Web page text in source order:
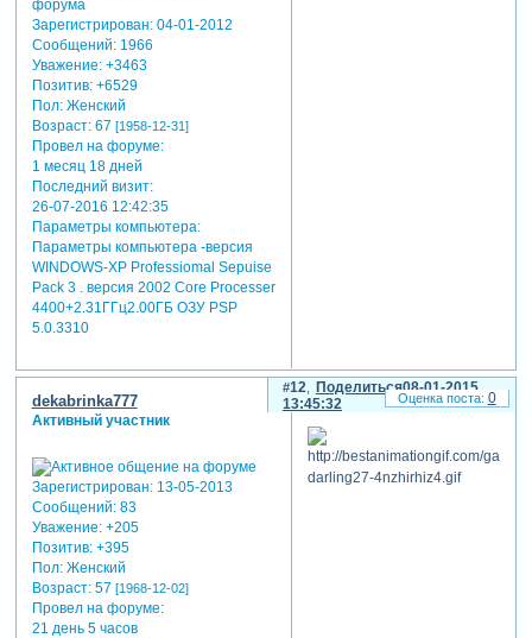
Зарегистрирован: 04-01-2012
Сообщений:1966
Уважение: +3463
Позитив: +6529
Пол:Женский
Возраст:67 [1958-12-31]
Провел на форуме:
1 месяц 18 дней
Последний визит:
26-07-2016 12:42:35
Параметры компьютера:
Параметры компьютера -версия
WINDOWS-XP Professiomal Sepuise
Pack 3 . версия 2002 Core Processer
4400+2.31ГГц2.00ГБ ОЗУ PSP
5.0.3310
Поделиться
12
08-01-2015
13:45:32
dekabrinka777
Активный участник
Зарегистрирован: 13-05-2013
Сообщений:83
Уважение: +205
Позитив: +395
Пол:Женский
Возраст:57 [1968-12-02]
Провел на форуме:
21 день 5 часов
0